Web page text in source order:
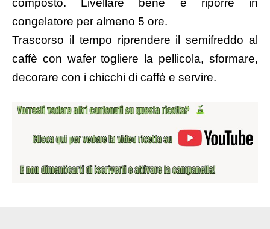
composto. Livellare bene e riporre in
congelatore per almeno 5 ore.
Trascorso il tempo riprendere il semifreddo al
caffè con wafer togliere la pellicola, sformare,
decorare con i chicchi di caffè e servire.